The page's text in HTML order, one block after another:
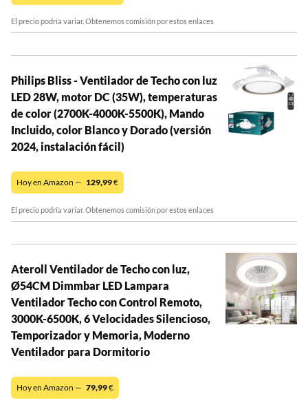
El precio podría variar. Obtenemos comisión por estos enlaces
Philips Bliss - Ventilador de Techo con luz
LED 28W, motor DC (35W), temperaturas
de color (2700K-4000K-5500K), Mando
Incluido, color Blanco y Dorado (versión
2024, instalación fácil)
Hoy en Amazon — 129,99€
El precio podría variar. Obtenemos comisión por estos enlaces
Ateroll Ventilador de Techo con luz,
Ø54CM Dimmbar LED Lampara
Ventilador Techo con Control Remoto,
3000K-6500K, 6 Velocidades Silencioso,
Temporizador y Memoria, Moderno
Ventilador para Dormitorio
Hoy en Amazon — 79,99€